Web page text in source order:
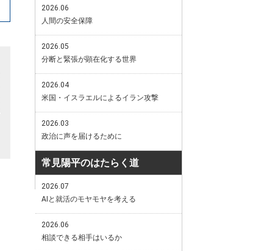
2026.06
人間の安全保障
2026.05
分断と緊張が顕在化する世界
2026.04
米国・イスラエルによるイラン攻撃
2026.03
政治に声を届けるために
常見陽平のはたらく道
2026.07
AIと就活のモヤモヤを考える
2026.06
相談できる相手はいるか